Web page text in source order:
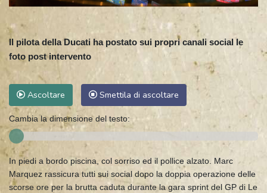
Il pilota della Ducati ha postato sui propri canali social le
foto post intervento
Ascoltare Smettila di ascoltare
Cambia la dimensione del testo:
In piedi a bordo piscina, col sorriso ed il pollice alzato. Marc
Marquez rassicura tutti sui social dopo la doppia operazione delle
scorse ore per la brutta caduta durante la gara sprint del GP di Le